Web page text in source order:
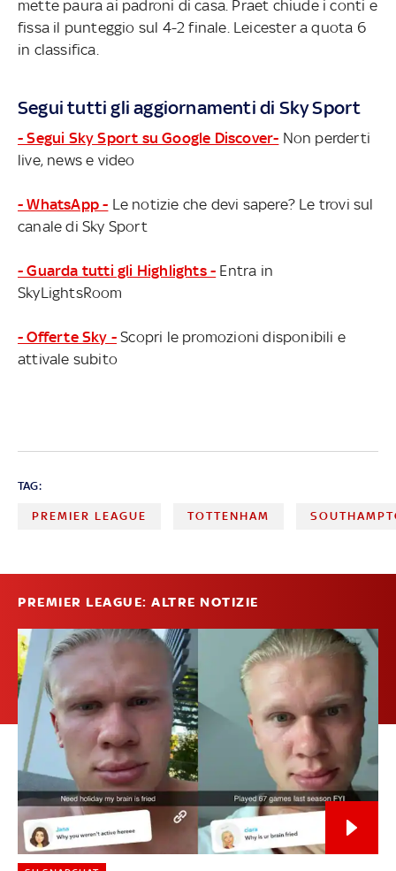
mette paura ai padroni di casa. Praet chiude i conti e
fissa il punteggio sul 4-2 finale. Leicester a quota 6
in classifica.
Segui tutti gli aggiornamenti di Sky Sport
- Segui Sky Sport su Google Discover- Non perderti
live, news e video
- WhatsApp - Le notizie che devi sapere? Le trovi sul
canale di Sky Sport
- Guarda tutti gli Highlights - Entra in
SkyLightsRoom
- Offerte Sky - Scopri le promozioni disponibili e
attivale subito
TAG:
PREMIER LEAGUE TOTTENHAM
PREMIER LEAGUE: ALTRE NOTIZIE